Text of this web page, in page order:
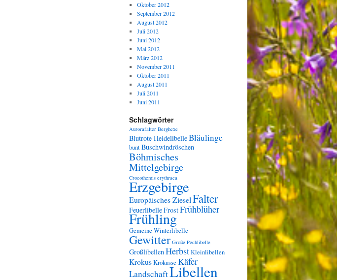
Oktober 2012
September 2012
August 2012
Juli 2012
Juni 2012
Mai 2012
März 2012
November 2011
Oktober 2011
August 2011
Juli 2011
Juni 2011
Schlagwörter
Aurorafalter Berghexe
Blutrote HeidelibelleBläulinge
buntBuschwindröschen
Böhmisches
Mittelgebirge
Crocothemis erythraea
Erzgebirge
Europäisches ZieselFalter
FeuerlibelleFrostFrühblüher
Frühling
Gemeine Winterlibelle
Gewitter Große Pechlibelle
GroßlibellenHerbstKleinlibellen
KrokusKrokusse Käfer
LandschaftLibellen